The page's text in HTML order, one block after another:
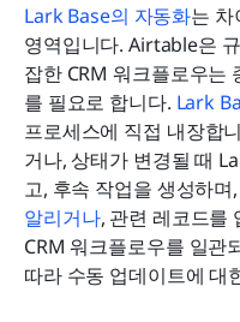
Lark Base의 자동화는 차
영역입니다. Airtable은
잡한 CRM 워크플로우는
를 필요로 합니다. Lark
프로세스에 직접 내장합
거나, 상태가 변경될 때
고, 후속 작업을 생성하며,
알리거나, 관련 레코드를
CRM 워크플로우를 일관
따라 수동 업데이트에 대